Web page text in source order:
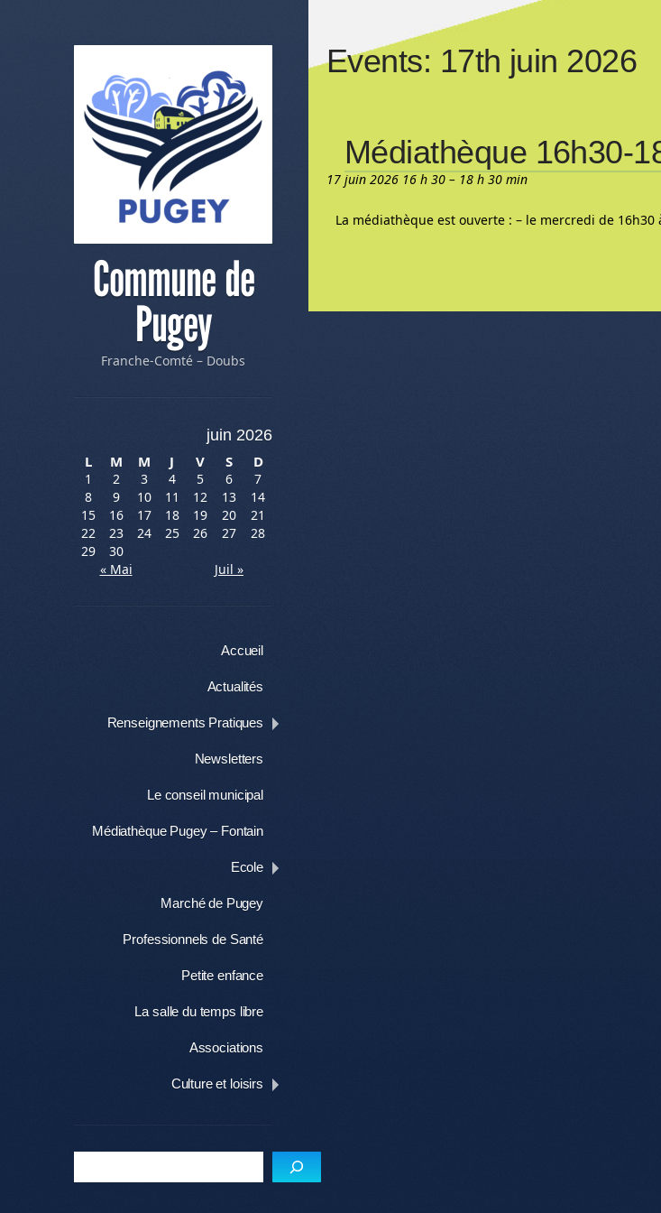
Commune de
Pugey
Franche-Comté – Doubs
juin 2026
L
M M J V S D
1 2 3 4 5 6
7
8
9 10 11 12 13
14
15
16 17 18 19 20
21
22
23 24 25 26 27
28
29
30
« Mai
Juil »
Accueil
Actualités
Renseignements Pratiques
Newsletters
Le conseil municipal
Médiathèque Pugey – Fontain
Ecole
Marché de Pugey
Professionnels de Santé
Petite enfance
La salle du temps libre
Associations
Culture et loisirs
Events: 17th juin 2026
Médiathèque 16h30-
17 juin 2026 16 h 30 – 18 h 30 min
La médiathèque est ouverte : – le mercredi de 16h30